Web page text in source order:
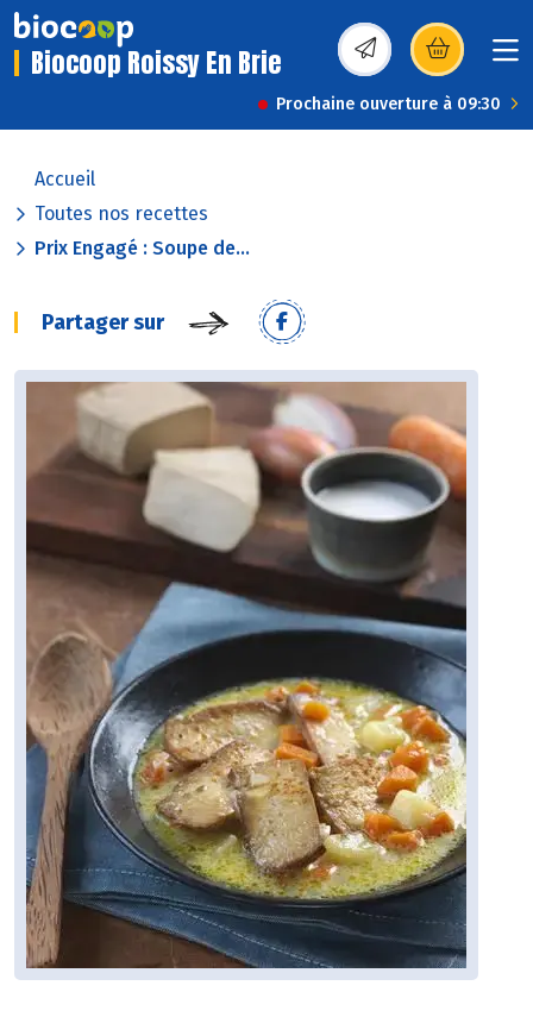
Biocoop Roissy En Brie (s’ouvre dans une
Prochaine ouverture à 09:30
Accueil
Toutes nos recettes
Prix Engagé : Soupe de...
Partager sur